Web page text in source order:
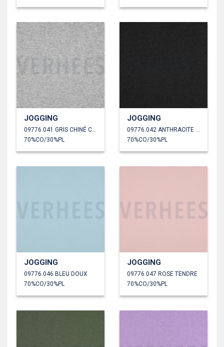
JOGGING
70%CO/30%PL
JOGGING
70%CO/30%PL
JOGGING
09776.046 BLEU DOUX
70%CO/30%PL
JOGGING
09776.047 ROSE TENDRE
70%CO/30%PL